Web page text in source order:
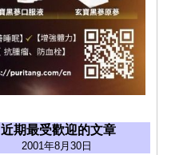
近期最受歡迎的文章
2001年8月30日